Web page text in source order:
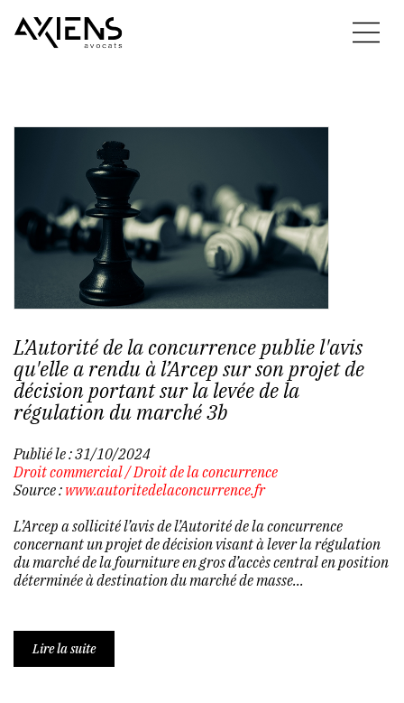
L’Autorité de la concurrence publie l'avis
qu'elle a rendu à l’Arcep sur son projet de
décision portant sur la levée de la
régulation du marché 3b
Publié le :31/10/2024
Droit commercial/Droit de la concurrence
Source : www.autoritedelaconcurrence.fr
L’Arcep a sollicité l’avis de l’Autorité de la concurrence
concernant un projet de décision visant à lever la régulation
du marché de la fourniture en gros d’accès central en position
déterminée à destination du marché de masse...
Lire la suite